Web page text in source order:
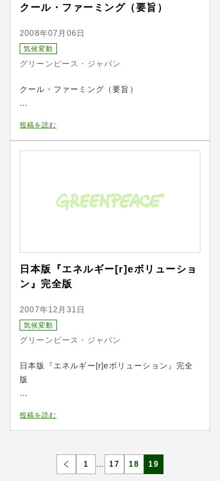
クール・ファーミング（要旨）
2008年07月06日
気候変動
グリーンピース・ジャパン
クール・ファーミング（要旨）
…
投稿を読む
日本版『エネルギー[r]eボリューショ
ン』完全版
2007年12月31日
気候変動
グリーンピース・ジャパン
日本版『エネルギー[r]eボリューション』完全
版
…
投稿を読む
1 … 17 18 19